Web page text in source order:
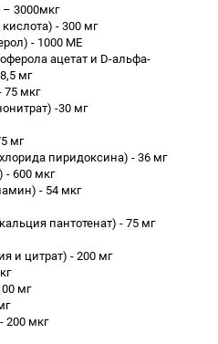
3000мкг
- 300 мг
- 1000 МЕ
ацетат и D-альфа-
мг
мкг
-30 мг
мг
пиридоксина) - 36 мг
- 600 мкг
- 54 мкг
пантотенат) - 75 мг
и цитрат) - 200 мг
мг
200 мкг